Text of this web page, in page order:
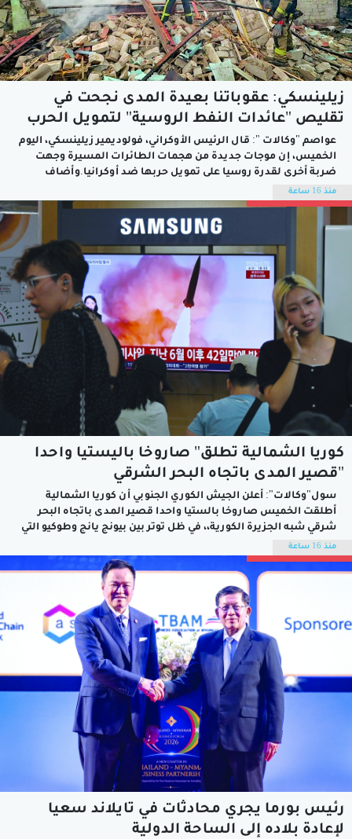
زيلينسكي: عقوباتنا بعيدة المدى نجحت في
تقليص "عائدات النفط الروسية" لتمويل الحرب
عواصم "وكالات ": قال الرئيس الأوكراني، فولوديمير زيلينسكي، اليوم
الخميس، إن موجات جديدة من هجمات الطائرات المسيرة وجهت
ضربة أخرى لقدرة روسيا على تمويل حربها ضد أوكرانيا.وأضاف
زيلينسكي، عبر تطبيق تليجرام، "اليوم، نجحت عقوباتنا بعيدة المدى
مجددا في تقليص عائدات النفط الروسية، التي تستخدمها موسكو
لتمويل الحرب وقتل الأوكرانيين".وقال زيلينسكي...
منذ 16 ساعة
كوريا الشمالية تطلق" صاروخا باليستيا واحدا
"قصير المدى باتجاه البحر الشرقي
سول"وكالات": أعلن الجيش الكوري الجنوبي أن كوريا الشمالية
أطلقت الخميس صاروخا بالستيا واحدا قصير المدى باتجاه البحر
شرقي شبه الجزيرة الكورية،، في ظل توتر بين بيونج يانج وطوكيو التي
تتهمها كوريا الشمالية بالتحول إلى "دولة حرب" بعد تعزيز وجودها
العسكري في المحيط الهادئ.وأعلنت هيئة الأركان المشتركة في
كوريا الجنوبية اليوم...
منذ 16 ساعة
رئيس بورما يجري محادثات في تايلاند سعيا
لإعادة بلاده إلى الساحة الدولية